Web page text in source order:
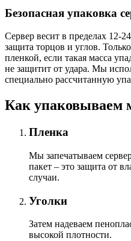
Безопасная упаковка
Сервер весит в пределах 12-
защита торцов и углов.
пленкой, если такая масса
не защитит от удара. Мы
специально расcчитанную
Как упаковываем
Пленка
Мы запечатываем
пакет – это защита от
случаи.
Уголки
Затем надеваем
высокой плотности.